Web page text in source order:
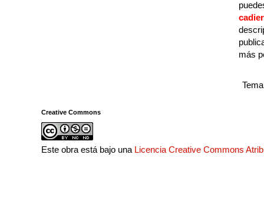
más
Creative Commons
Este obra está bajo una Licencia Creative Commons